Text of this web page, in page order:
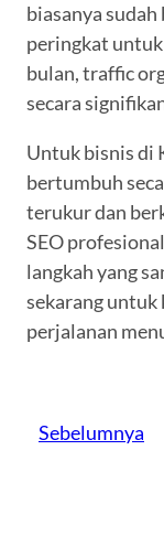
biasanya
peringkat
bulan, traffic
secara
Untuk bisnis di
bertumbuh
terukur dan
SEO
langkah yang
sekarang untuk
perjalanan
Sebelumnya